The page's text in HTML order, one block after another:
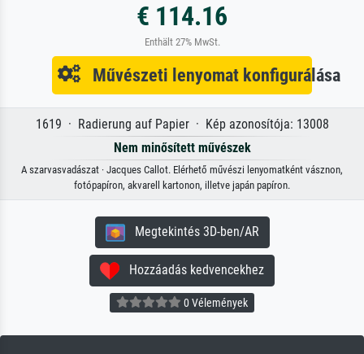
€ 114.16
Enthält 27% MwSt.
Művészeti lenyomat konfigurálása
1619 · Radierung auf Papier · Kép azonosítója: 13008
Nem minősített művészek
A szarvasvadászat · Jacques Callot. Elérhető művészi lenyomatként vásznon,
fotópapíron, akvarell kartonon, illetve japán papíron.
Megtekintés 3D-ben/AR
Hozzáadás kedvencekhez
0 Vélemények